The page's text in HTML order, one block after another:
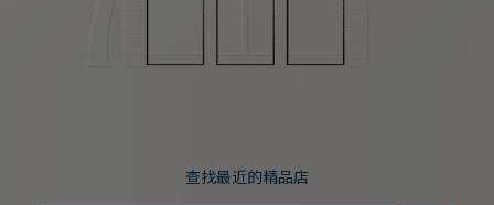
查找最近的精品店